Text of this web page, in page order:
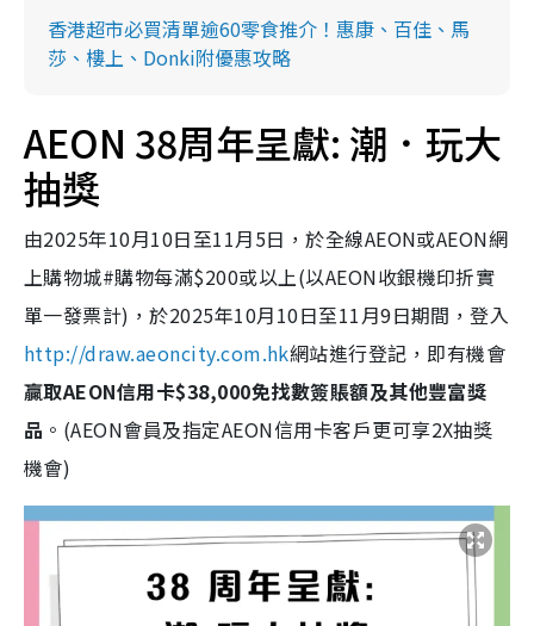
香港超市必買清單逾60零食推介！惠康、百佳、馬
莎、樓上、Donki附優惠攻略
AEON 38周年呈獻: 潮．玩大
抽獎
由2025年10月10日至11月5日，於全線AEON或AEON網
上購物城#購物每滿$200或以上(以AEON收銀機印折實
單一發票計)，於2025年10月10日至11月9日期間，登入
http://draw.aeoncity.com.hk網站進行登記，即有機會
贏取AEON信用卡$38,000免找數簽賬額及其他豐富獎
品 。(AEON會員及指定AEON信用卡客戶更可享2X抽獎
機會)